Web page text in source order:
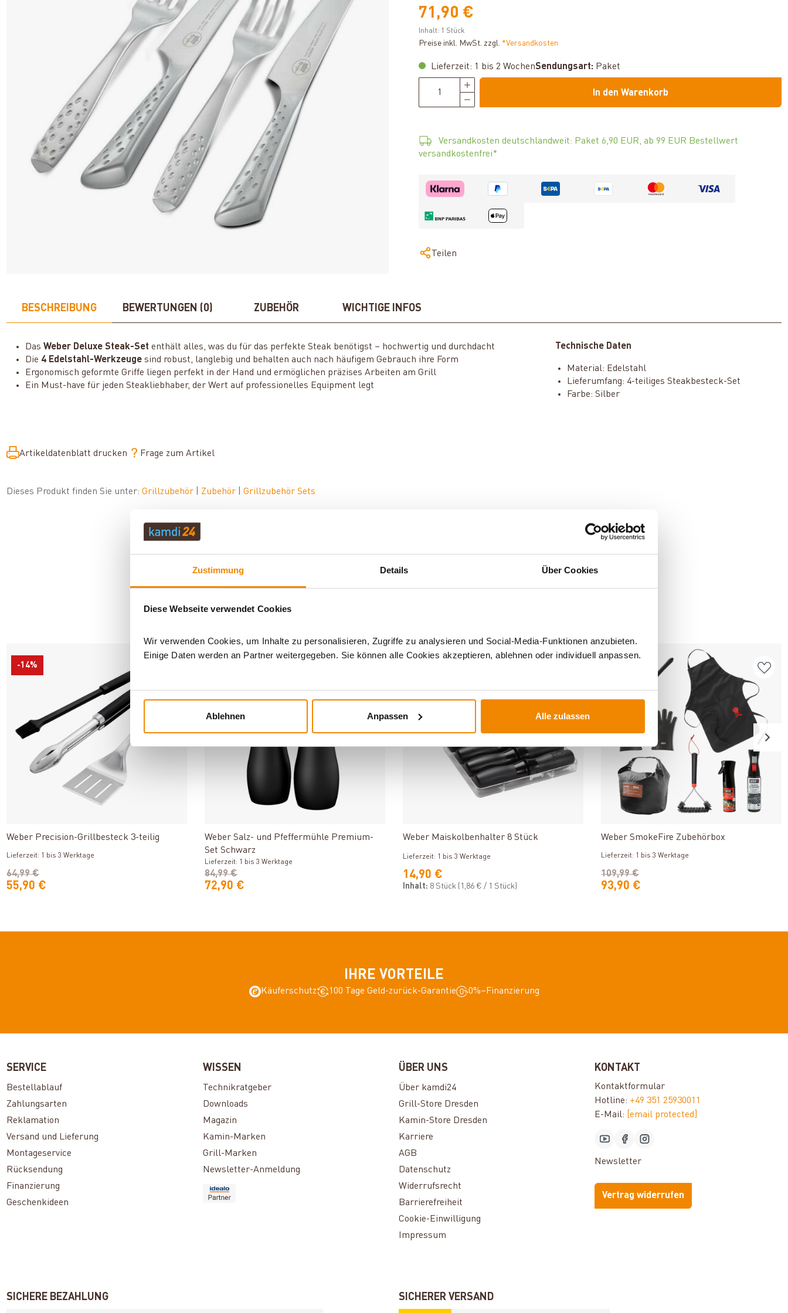
Zustimmung Details Über Cookies
Diese Webseite verwendet Cookies
Wir verwenden Cookies, um Inhalte zu personalisieren, Zugriffe zu analysieren und Social-Media-Funktionen anzubieten.
Einige Daten werden an Partner weitergegeben. Sie können alle Cookies akzeptieren, ablehnen oder individuell anpassen.
Ablehnen Anpassen Alle zulassen
71,90 €
Inhalt: 1 Stück
Preise inkl. MwSt. zzgl. *Versandkosten
Lieferzeit: 1 bis 2 WochenSendungsart: Paket
In den Warenkorb
Versandkosten deutschlandweit: Paket 6,90 EUR, ab 99 EUR Bestellwert
versandkostenfrei*
Teilen
BESCHREIBUNG BEWERTUNGEN (0) ZUBEHÖR WICHTIGE INFOS
DasWeber Deluxe Steak-Set enthält alles, was du für das perfekte Steak benötigst – hochwertig und durchdacht
Die 4 Edelstahl-Werkzeuge sind robust, langlebig und behalten auch nach häufigem Gebrauch ihre Form
Ergonomisch geformte Griffe liegen perfekt in der Hand und ermöglichen präzises Arbeiten am Grill
Ein Must-have für jeden Steakliebhaber, der Wert auf professionelles Equipment legt
Technische Daten
Material: Edelstahl
Lieferumfang: 4-teiliges Steakbesteck-Set
Farbe: Silber
Artikeldatenblatt drucken Frage zum Artikel
Dieses Produkt finden Sie unter:Grillzubehör Zubehör |Grillzubehör Sets
-14%
Weber Precision-Grillbesteck 3-teilig
Lieferzeit: 1 bis 3 Werktage
55,90 €
64,99 €
Weber Salz- und Pfeffermühle Premium-
Set Schwarz
Lieferzeit: 1 bis 3 Werktage
72,90 €
84,99 €
Weber Maiskolbenhalter 8 Stück
Lieferzeit: 1 bis 3 Werktage
14,90 €
Inhalt: 8 Stück (1,86 € / 1 Stück)
Weber SmokeFire Zubehörbox
Lieferzeit: 1 bis 3 Werktage
93,90 €
109,99 €
IHRE VORTEILE
Käuferschutz 100 Tage Geld-zurück-Garantie 0%–Finanzierung
SERVICE
Bestellablauf
Zahlungsarten
Reklamation
Versand und Lieferung
Montageservice
Rücksendung
Finanzierung
Geschenkideen
WISSEN
Technikratgeber
Downloads
Magazin
Kamin-Marken
Grill-Marken
Newsletter-Anmeldung
ÜBER UNS
Über kamdi24
Grill-Store Dresden
Kamin-Store Dresden
Karriere
AGB
Datenschutz
Widerrufsrecht
Barrierefreiheit
Cookie-Einwilligung
Impressum
KONTAKT
Kontaktformular
Hotline: +49 351 25930011
E-Mail:
[email protected]
Newsletter
Vertrag widerrufen
SICHERE BEZAHLUNG SICHERER VERSAND